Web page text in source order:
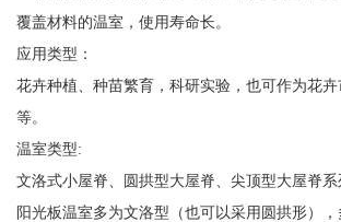
覆盖材料的温室，使用寿命长。
应用类型：
花卉种植、种苗繁育，科研实验，也可作为花
等。
温室类型:
文洛式小屋脊、圆拱型大屋脊、尖顶型大屋脊系
阳光板温室多为文洛型（也可以采用圆拱形），